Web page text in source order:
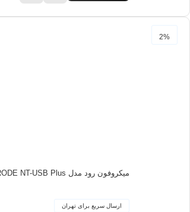
میکروفون رود مدل RODE NT-USB Plus
ارسال سریع برای تهران
2%